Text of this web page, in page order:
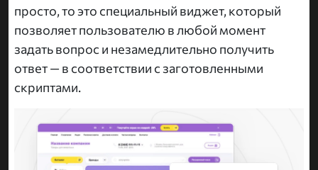
просто, то это специальный виджет, который
позволяет пользователю в любой момент
задать вопрос и незамедлительно получить
ответ — в соответствии с заготовленными
скриптами.